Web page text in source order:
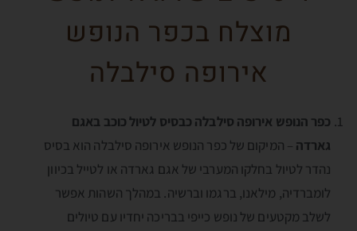
מוצלח בכפר הנופש
אירופה סילבלה
כפר הנופש אירופה סילבלה כבסיס לטיול כוכב באגם
גארדה – המיקום של כפר הנופש אירופה סילבלה הוא בסיס
נהדר לטיול בחלקו המערבי של אגם גארדה או לטייל בכיוון
לומברדיה, מילאנו, ברגמו וברשיה. במהלך השהות אפשר
לשלב מקטעים של נופש כייפי בבריכה יחדיו עם טיולים